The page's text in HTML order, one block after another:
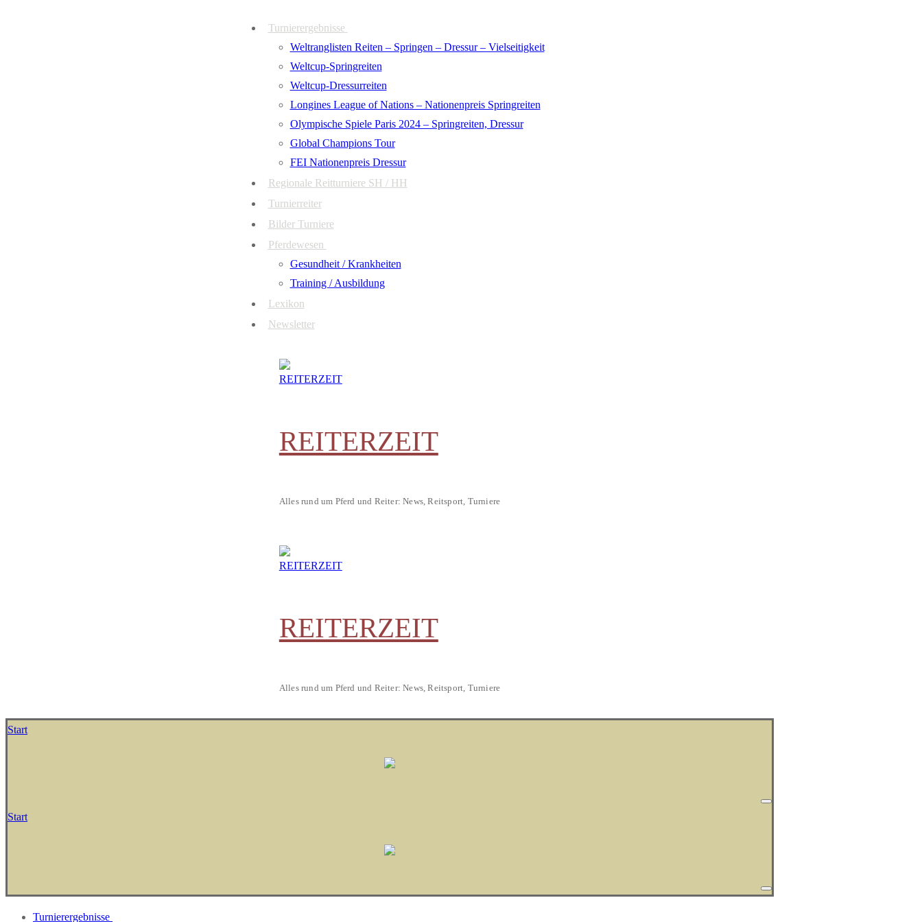
Turnierergebnisse
Weltranglisten Reiten – Springen – Dressur – Vielseitigkeit
Weltcup-Springreiten
Weltcup-Dressurreiten
Longines League of Nations – Nationenpreis Springreiten
Olympische Spiele Paris 2024 – Springreiten, Dressur
Global Champions Tour
FEI Nationenpreis Dressur
Regionale Reitturniere SH / HH
Turnierreiter
Bilder Turniere
Pferdewesen
Gesundheit / Krankheiten
Training / Ausbildung
Lexikon
Newsletter
REITERZEIT
Alles rund um Pferd und Reiter: News, Reitsport, Turniere
REITERZEIT
Alles rund um Pferd und Reiter: News, Reitsport, Turniere
Start
Start
Turnierergebnisse